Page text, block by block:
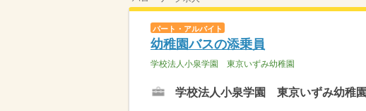
パート・アルバイト
幼稚園バスの添乗員
学校法人小泉学園 東京いずみ幼稚園
学校法人小泉学園 東京いずみ幼稚園